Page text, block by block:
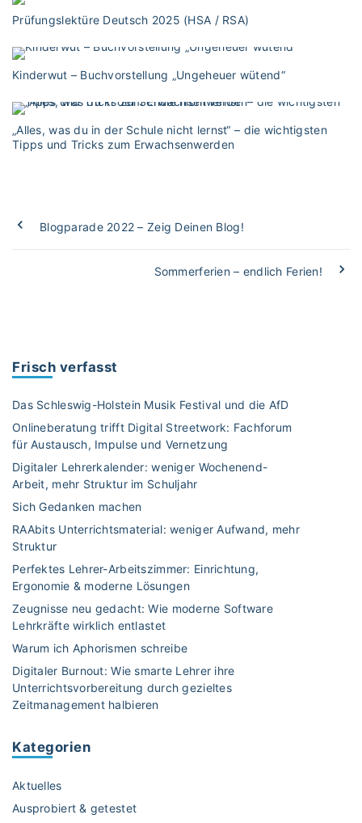
Prüfungslektüre Deutsch 2025 (HSA / RSA)
Kinderwut – Buchvorstellung „Ungeheuer wütend“
„Alles, was du in der Schule nicht lernst“ – die wichtigsten
Tipps und Tricks zum Erwachsenwerden
Blogparade 2022 – Zeig Deinen Blog!
Sommerferien – endlich Ferien!
Frisch verfasst
Das Schleswig-Holstein Musik Festival und die AfD
Onlineberatung trifft Digital Streetwork: Fachforum
für Austausch, Impulse und Vernetzung
Digitaler Lehrerkalender: weniger Wochenend-
Arbeit, mehr Struktur im Schuljahr
Sich Gedanken machen
RAAbits Unterrichtsmaterial: weniger Aufwand, mehr
Struktur
Perfektes Lehrer-Arbeitszimmer: Einrichtung,
Ergonomie & moderne Lösungen
Zeugnisse neu gedacht: Wie moderne Software
Lehrkräfte wirklich entlastet
Warum ich Aphorismen schreibe
Digitaler Burnout: Wie smarte Lehrer ihre
Unterrichtsvorbereitung durch gezieltes
Zeitmanagement halbieren
Kategorien
Aktuelles
Ausprobiert & getestet